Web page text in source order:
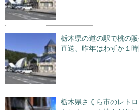
栃木県の道の駅で桃の
直送、昨年はわずか１
栃木県さくら市のレト